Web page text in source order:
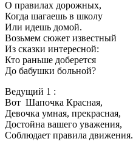
О правилах дорожных,
Когда шагаешь в школу
Или идешь домой.
Возьмем сюжет известный
Из сказки интересной:
Кто раньше доберется
До бабушки больной?
Ведущий 1 :
Вот Шапочка Красная,
Девочка умная, прекрасная,
Достойна вашего уважения,
Соблюдает правила движения.